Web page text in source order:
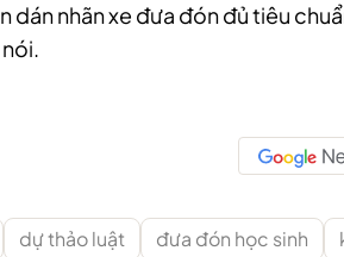
dán nhãn xe đưa đón đủ tiêu
dự thảo luật đưa đón học sinh